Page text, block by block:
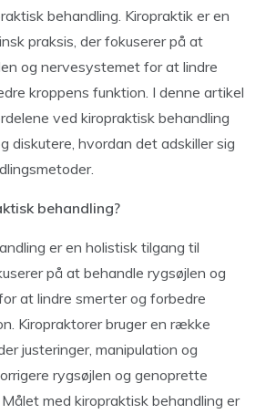
behandling. Kiropraktik er en
praksis, der fokuserer på at
og nervesystemet for at lindre
kroppens funktion. I denne artikel
ved kiropraktisk behandling
diskutere, hvordan det adskiller sig
behandling?
er en holistisk tilgang til
på at behandle rygsøjlen og
at lindre smerter og forbedre
Kiropraktorer bruger en række
justeringer, manipulation og
rygsøjlen og genoprette
med kiropraktisk behandling er